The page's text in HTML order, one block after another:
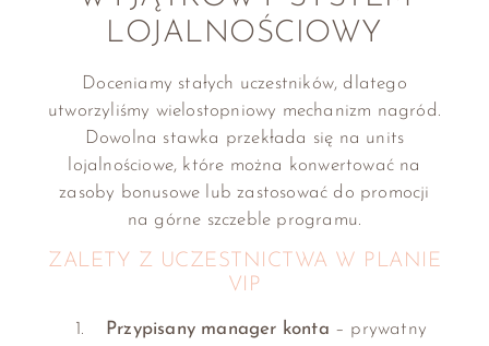
LOJALNOŚCIOWY
Doceniamy stałych uczestników, dlatego
utworzyliśmy wielostopniowy mechanizm nagród.
Dowolna stawka przekłada się na units
lojalnościowe, które można konwertować na
zasoby bonusowe lub zastosować do promocji
na górne szczeble programu.
ZALETY Z UCZESTNICTWA W PLANIE
VIP
Przypisany manager konta – prywatny